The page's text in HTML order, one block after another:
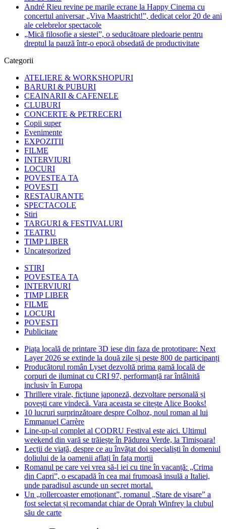
André Rieu revine pe marile ecrane la Happy Cinema cu
concertul aniversar „Viva Maastricht!”, dedicat celor 20 de ani
ale celebrelor spectacole
„Mică filosofie a siestei”, o seducătoare pledoarie pentru
dreptul la pauză într-o epocă obsedată de productivitate
Categorii
ATELIERE & WORKSHOPURI
BARURI & PUBURI
CEAINARII & CAFENELE
CLUBURI
CONCERTE & PETRECERI
Copii super
Evenimente
EXPOZITII
FILME
INTERVIURI
LOCURI
POVESTEA TA
POVESTI
RESTAURANTE
SPECTACOLE
Stiri
TARGURI & FESTIVALURI
TEATRU
TIMP LIBER
Uncategorized
STIRI
POVESTEA TA
INTERVIURI
TIMP LIBER
FILME
LOCURI
POVESTI
Publicitate
Piața locală de printare 3D iese din faza de prototipare: Next
Layer 2026 se extinde la două zile și peste 800 de participanți
Producătorul român Lyset dezvoltă prima gamă locală de
corpuri de iluminat cu CRI 97, performanță rar întâlnită
inclusiv în Europa
Thrillere virale, ficțiune japoneză, dezvoltare personală și
povești care vindecă. Vara aceasta se citește Alice Books!
10 lucruri surprinzătoare despre Colhoz, noul roman al lui
Emmanuel Carrère
Line-up-ul complet al CODRU Festival este aici. Ultimul
weekend din vară se trăiește în Pădurea Verde, la Timișoara!
Lecții de viață, despre ce au învățat doi specialiști în domeniul
doliului de la oamenii aflați în fața morții
Romanul pe care vei vrea să-l iei cu tine în vacanță: „Crima
din Capri”, o escapadă în cea mai frumoasă insulă a Italiei,
unde paradisul ascunde un secret mortal.
Un „rollercoaster emoționant”, romanul „Stare de visare” a
fost selectat și recomandat chiar de Oprah Winfrey la clubul
său de carte